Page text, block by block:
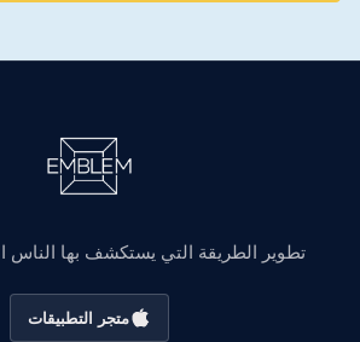
تطوير الطريقة التي يستكشف بها الناس
متجر التطبيقات